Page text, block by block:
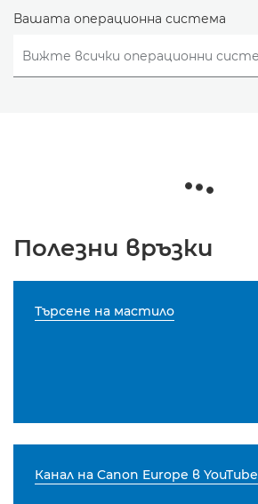
Вашата операционна система
Полезни връзки
Търсене на мастило
Канал на Canon Europe в YouTube